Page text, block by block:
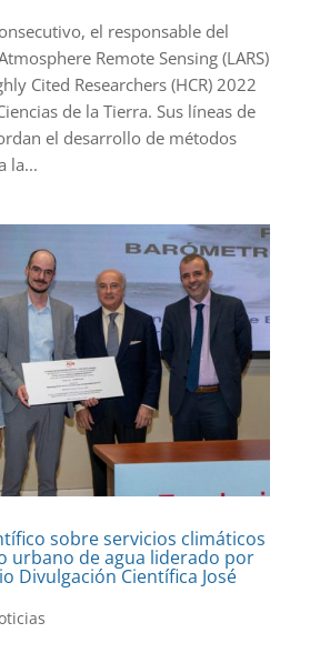
el responsable del
Remote Sensing (LARS)
Cited Researchers (HCR) 2022
de la Tierra. Sus líneas de
el desarrollo de métodos
la...
sobre servicios climáticos
urbano de agua liderado por
Divulgación Científica José